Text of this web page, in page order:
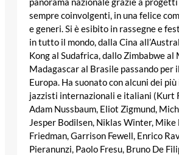
sempre coinvolgenti, in una felice
e generi. Si è esibito in rassegne e
in tutto il mondo, dalla Cina
Kong al Sudafrica, dallo Zimbabwe al
Madagascar al Brasile passando per
Europa. Ha suonato con alcuni dei
jazzisti internazionali e italiani (Kurt
Adam Nussbaum, Eliot Zigmund,
Jesper Bodilsen, Niklas Winter,
Friedman, Garrison Fewell, Enrico
Pieranunzi, Paolo Fresu, Bruno De